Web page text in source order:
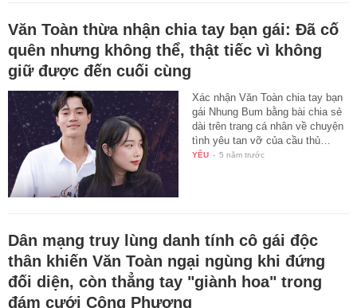
Văn Toàn thừa nhận chia tay bạn gái: Đã cố
quên nhưng không thể, thật tiếc vì không
giữ được đến cuối cùng
Xác nhận Văn Toàn chia tay bạn
gái Nhung Bum bằng bài chia sẻ
dài trên trang cá nhân về chuyện
tình yêu tan vỡ của cầu thủ…
YÊU - 5 năm trước
Dân mạng truy lùng danh tính cô gái độc
thân khiến Văn Toàn ngại ngùng khi đứng
đối diện, còn thẳng tay "giành hoa" trong
đám cưới Công Phượng